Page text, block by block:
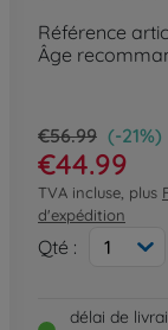
Référence
Âge
€56.99 (-21%)
€44.99
TVA incluse, plus
d'expédition
Qté : 1
délai de